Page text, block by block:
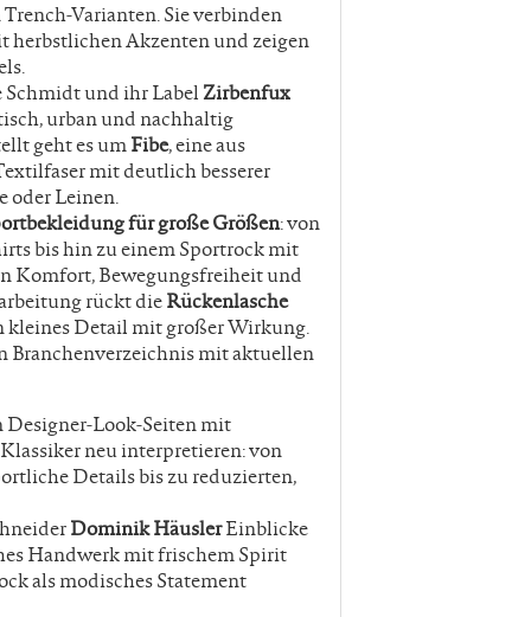
Varianten. Sie verbinden
Akzenten und zeigen
und ihr Label Zirbenfux
urban und nachhaltig
geht es umFibe, eine aus
mit deutlich besserer
oder Leinen.
für große Größen: von
bis hin zu einem Sportrock mit
Komfort, Bewegungsfreiheit und
rückt dieRückenlasche
kleines Detail mit großer Wirkung.
Branchenverzeichnis mit aktuellen
Designer-Look-Seiten mit
neu interpretieren: von
Details bis zu reduzierten,
Dominik HäuslerEinblicke
Handwerk mit frischem Spirit
als modisches Statement